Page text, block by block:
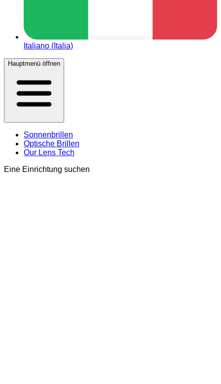
Italiano (Italia)
Hauptmenü öffnen
Sonnenbrillen
Optische Brillen
Our Lens Tech
Eine Einrichtung suchen